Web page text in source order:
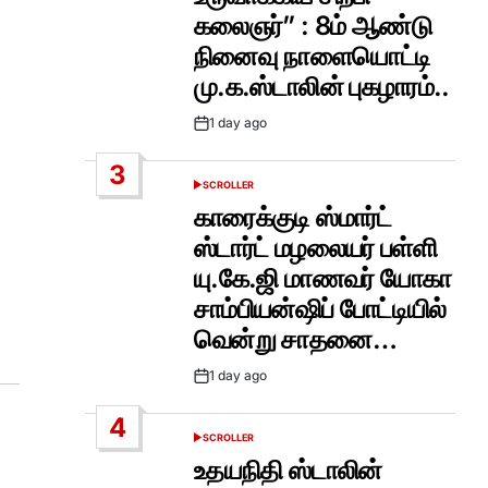
கலைஞர்” : 8ம் ஆண்டு
நினைவு நாளையொட்டி
மு.க.ஸ்டாலின் புகழாரம்..
Post1 day ago
3
POSTED
SCROLLER
காரைக்குடி ஸ்மார்ட்
ஸ்டார்ட் மழலையர் பள்ளி
யு.கே.ஜி மாணவர் யோகா
சாம்பியன்ஷிப் போட்டியில்
வென்று சாதனை…
Post1 day ago
4
POSTED
SCROLLER
உதயநிதி ஸ்டாலின்